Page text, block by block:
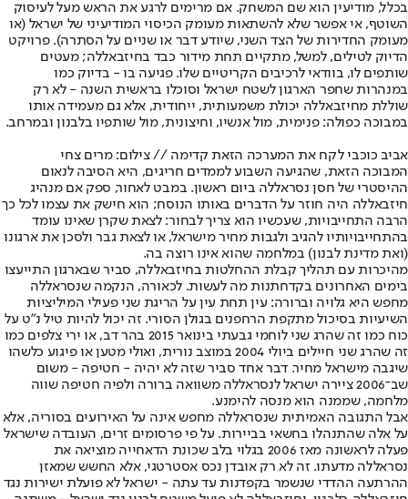
בכלל, מודיעין הוא שם המשחק. אם מרימים לרגע את הראש מעל לעיסוק
השוטף, אי אפשר שלא להשתאות מעומק הכיסוי המודיעיני של ישראל (או
מעומק החדירות של הצד השני, שיודע דבר או שניים על הסתרה). פרויקט
הדיוק לטילים, למשל, מתקיים תחת מידור כבד בחיזבאללה; מעטים
שותפים לו, בוודאי לרכיבים הקריטיים שלו. פגיעה בו - בדיוק כמו
במנהרות שחפר הארגון לשטח ישראל וסוכלו בראשית השנה - לא רק
שוללת מחיזבאללה יכולת משמעותית, ייחודית, אלא גם מעמידה אותו
במבוכה כפולה: פנימית, מול אנשיו, וחיצונית, מול שותפיו בלבנון ובמרחב.
אביב כוכבי לקח את המערכה הזאת קדימה // צילום: מרים צחי
המבוכה הזאת, שהגיעה השבוע לממדים חריגים, היא הסיבה לנאום
ההיסטרי של חסן נסראללה ביום ראשון. במבט לאחור, ספק אם מנהיג
חיזבאללה היה חוזר על הדברים באותו הנוסח; הוא חישק את עצמו לכל כך
הרבה התחייבויות, שעכשיו הוא צריך לבחור: לצאת שקרן שאינו עומד
בהתחייבויותיו להגיב ולגבות מחיר מישראל, או לצאת גבר ולסכן את ארגונו
(ואת מדינת לבנון) במלחמה שהוא אינו רוצה בה.
מהיכרות עם תהליך קבלת ההחלטות בחיזבאללה, סביר שבארגון התייעצו
בימים האחרונים בקדחתנות מה לעשות. לכאורה, הנקמה שנסראללה
מחפש היא גלויה וברורה: עין תחת עין על הריגת שני פעילי המיליציות
השיעיות בסיכול מתקפת הרחפנים בגולן הסורי. זה יכול להיות טיל נ"ט על
כוח כמו זה שהרג שני לוחמי גבעתי בינואר 2015 בהר דב, או ירי צלפים כמו
זה שהרג שני חיילים ביולי 2004 במוצב נורית, ואולי מטען או פיגוע כלשהו
שיגבה מישראל מחיר. דבר אחד סביר שזה לא יהיה - חטיפה - משום
שב־2006 ציירה ישראל לנסראללה משוואה ברורה ולפיה חטיפה שווה
מלחמה, שממנה הוא מנסה להימנע.
אבל התגובה האמיתית שנסראללה מחפש אינה על האירועים בסוריה, אלא
על אלה שהתנהלו בחשאי בביירות. על פי פרסומים זרים, העובדה שישראל
פעלה לראשונה מאז 2006 בגלוי בלב שכונת הדאחייה מוציאה את
נסראללה מדעתו. זה לא רק אובדן נכס אסטרטגי, אלא החשש שמאזן
ההרתעה ההדדי שנשמר בקפדנות עד עתה - ישראל לא פועלת ישירות נגד